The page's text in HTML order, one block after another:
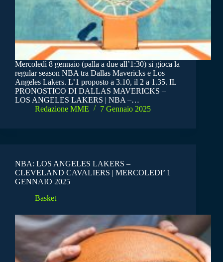
Mercoledì 8 gennaio (palla a due all’1:30) si gioca la
regular season NBA tra Dallas Mavericks e Los
Angeles Lakers. L’1 proposto a 3.10, il 2 a 1.35. IL
PRONOSTICO DI DALLAS MAVERICKS –
LOS ANGELES LAKERS | NBA –…
Redazione MME
7 Gennaio 2025
NBA: LOS ANGELES LAKERS –
CLEVELAND CAVALIERS | MERCOLEDI’ 1
GENNAIO 2025
Basket